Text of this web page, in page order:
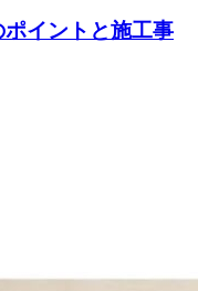
イントと施工事